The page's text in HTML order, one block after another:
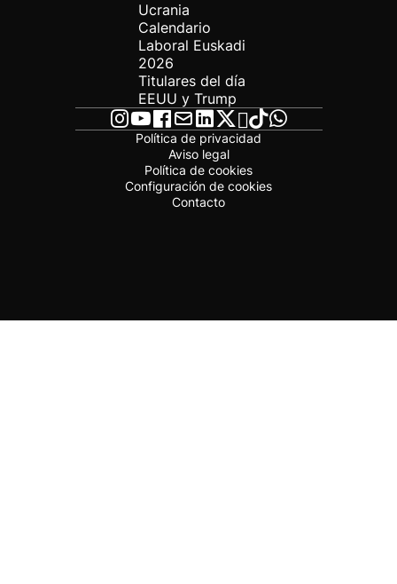
Ucrania
Calendario
Laboral Euskadi
2026
Titulares del día
EEUU y Trump
Política de privacidad
Aviso legal
Política de cookies
Configuración de cookies
Contacto